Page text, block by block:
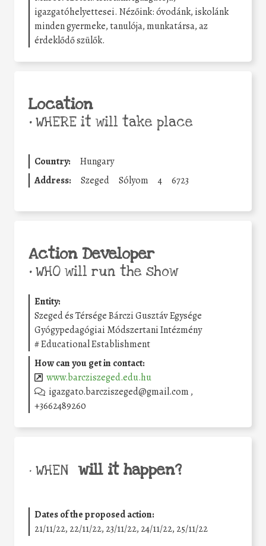
igazgatóhelyettesei. Nézőink: óvodánk, iskolánk
minden gyermeke, tanulója, munkatársa, az
érdeklődő szülők.
Location
•WHERE it will take place
Country:
Hungary
Address:
Szeged Sólyom 4 6723
Action Developer
•WHO will run the show
Entity:
Szeged és Térsége Bárczi Gusztáv Egysége
Gyógypedagógiai Módszertani Intézmény
#Educational Establishment
How can you get in contact:
www.barcziszeged.edu.hu
igazgato.barcziszeged@gmail.com ,
+3662489260
• WHEN will it happen?
Dates of the proposed action:
21/11/22, 22/11/22, 23/11/22, 24/11/22, 25/11/22